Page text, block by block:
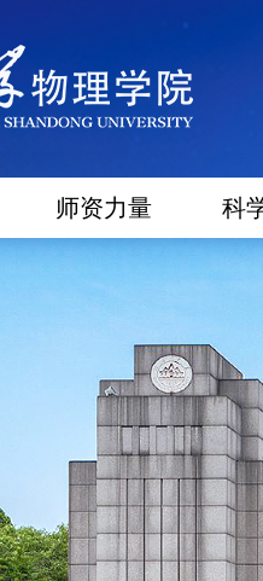
师资力量 科